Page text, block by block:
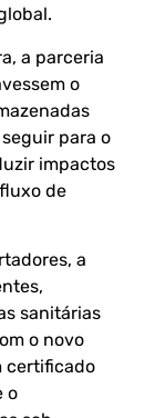
a parceria
o
para o
impactos
de
a
sanitárias
o novo
certificado
o